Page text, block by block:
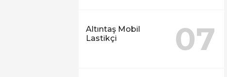
Altıntaş Mobil
Lastikçi
07